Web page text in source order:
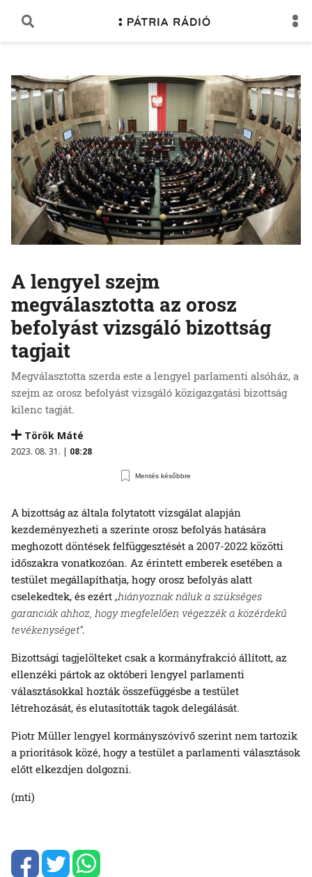
A lengyel szejm
megválasztotta az orosz
befolyást vizsgáló bizottság
tagjait
Megválasztotta szerda este a lengyel parlamenti alsóház, a
szejm az orosz befolyást vizsgáló közigazgatási bizottság
kilenc tagját.
Török Máté
2023. 08. 31. | 08:28
Mentés későbbre
A bizottság az általa folytatott vizsgálat alapján
kezdeményezheti a szerinte orosz befolyás hatására
meghozott döntések felfüggesztését a 2007-2022 közötti
időszakra vonatkozóan. Az érintett emberek esetében a
testület megállapíthatja, hogy orosz befolyás alatt
cselekedtek, és ezért „hiányoznak náluk a szükséges
garanciák ahhoz, hogy megfelelően végezzék a közérdekű
tevékenységet“.
Bizottsági tagjelölteket csak a kormányfrakció állított, az
ellenzéki pártok az októberi lengyel parlamenti
választásokkal hozták összefüggésbe a testület
létrehozását, és elutasították tagok delegálását.
Piotr Müller lengyel kormányszóvivő szerint nem tartozik
a prioritások közé, hogy a testület a parlamenti választások
előtt elkezdjen dolgozni.
(mti)